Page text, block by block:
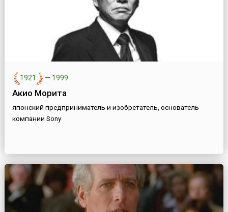
1921 — 1999
Акио Морита
японский предприниматель и изобретатель, основатель
компании Sony